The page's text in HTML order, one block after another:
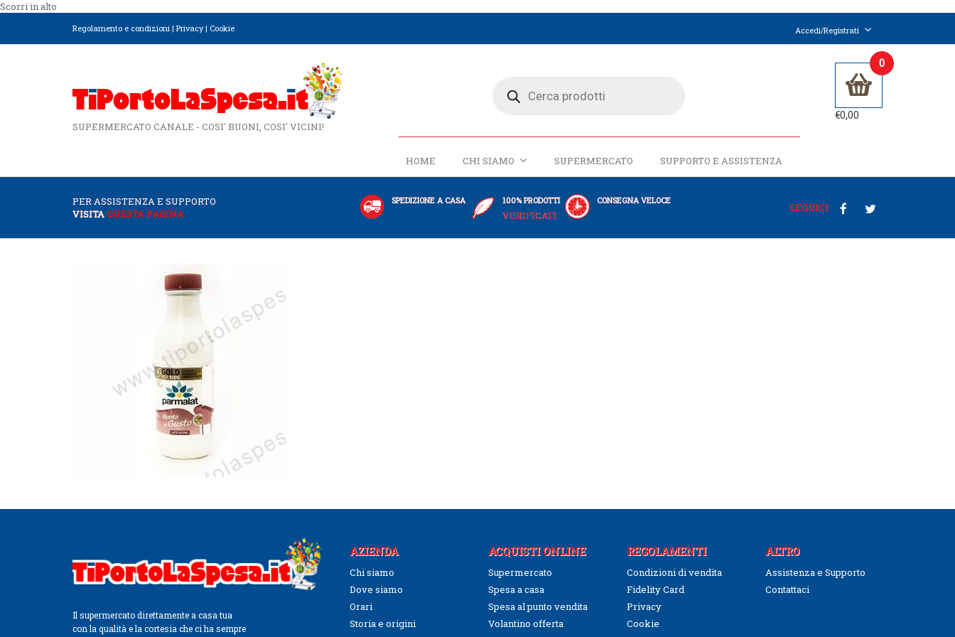
Scorri in alto
Regolamento e condizioni | Privacy| Cookie Accedi/Registrati
SUPERMERCATO CANALE - COSI' BUONI, COSI' VICINI!
HOME CHI SIAMO SUPERMERCATO SUPPORTO E ASSISTENZA
0
€0,00
PER ASSISTENZA E SUPPORTO
VISITAQUESTA PAGINA
SPEDIZIONE A CASA 100% PRODOTTI
VERIFICATI
CONSEGNA VELOCE
SEGUICI
Il supermercato direttamente a casa tua
con la qualità e la cortesia che ci ha sempre
AZIENDA
Chi siamo
Dove siamo
Orari
Storia e origini
ACQUISTI ONLINE
Supermercato
Spesa a casa
Spesa al punto vendita
Volantino offerta
REGOLAMENTI
Condizioni di vendita
Fidelity Card
Privacy
Cookie
ALTRO
Assistenza e Supporto
Contattaci